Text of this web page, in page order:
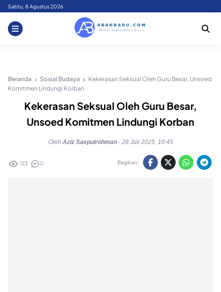
Skip
content
Sabtu, 8 Agustus 2026
Beranda Sosial Budaya
Kekerasan Seksual Oleh Guru Besar, Unsoed
Komitmen Lindungi Korban
Kekerasan Seksual Oleh Guru Besar,
Unsoed Komitmen Lindungi Korban
Oleh Aziz Saepulrohman - 28 Juli 2025, 10:45
123 0 Bagikan: